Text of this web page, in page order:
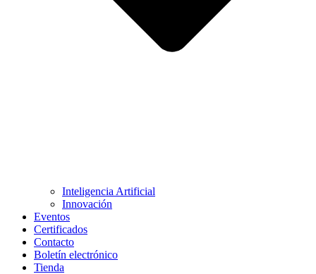
Inteligencia Artificial
Innovación
Eventos
Certificados
Contacto
Boletín electrónico
Tienda